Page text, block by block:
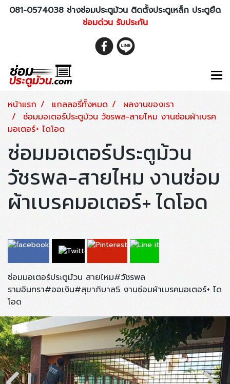
081-0574038 ช่างซ่อมประตูม้วน ติดตั้งประตูเหล็ก ประตูยืด
ซ่อมด่วน รับประกัน
หน้าแรก แกลลอรี่ทั้งหมด
ผลงานของเรา
ซ่อมมอเตอร์ประตูม้วน วัชรพล-สายไหม งานซ่อมผ้าเบรค
มอเตอร์+ ไดโอด
ซ่อมมอเตอร์ประตูม้วน
วัชรพล-สายไหม งานซ่อม
ผ้าเบรคมอเตอร์+ ไดโอด
ซ่อมมอเตอร์ประตูม้วน สายไหม#วัชรพล
รามอินทรา#ออเงิน#สุขาภิบาล5 งานซ่อมผ้าเบรคมอเตอร์+ ได
โอด